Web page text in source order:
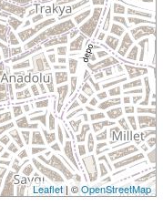
Leaflet| ©OpenStreetMap